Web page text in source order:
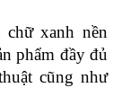
xanh nền
phẩm đầy đủ
cũng như